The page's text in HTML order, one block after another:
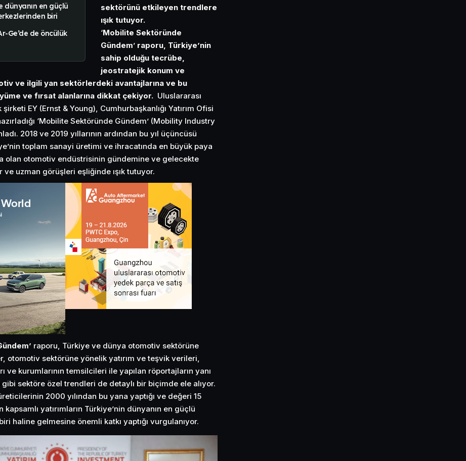
dünyanın en güçlü
biri
Ge’de de öncülük
sektörünü etkileyen trendlere
ışık tutuyor.
‘Mobilite Sektöründe
Gündem’ raporu, Türkiye’nin
sahip olduğu tecrübe,
jeostratejik konum ve
ve ilgili yan sektörlerdeki avantajlarına ve bu
ve fırsat alanlarına dikkat çekiyor. Uluslararası
EY (Ernst & Young), Cumhurbaşkanlığı Yatırım Ofisi
‘Mobilite Sektöründe Gündem’ (Mobility Industry
2018 ve 2019 yıllarının ardından bu yıl üçüncüsü
toplam sanayi üretimi ve ihracatında en büyük paya
olan otomotiv endüstrisinin gündemine ve gelecekte
uzman görüşleri eşliğinde ışık tutuyor.
raporu, Türkiye ve dünya otomotiv sektörüne
otomotiv sektörüne yönelik yatırım ve teşvik verileri,
ve kurumlarının temsilcileri ile yapılan röportajların yanı
gibi sektöre özel trendleri de detaylı bir biçimde ele alıyor.
2000 yılından bu yana yaptığı ve değeri 15
kapsamlı yatırımların Türkiye’nin dünyanın en güçlü
haline gelmesine önemli katkı yaptığı vurgulanıyor.